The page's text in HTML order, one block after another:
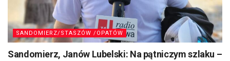
SANDOMIERZ/STASZÓW /OPATÓW
Sandomierz, Janów Lubelski: Na pątniczym szlaku –